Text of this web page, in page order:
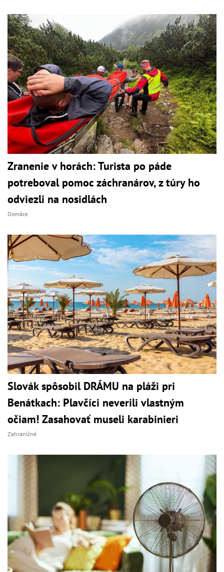
Zranenie v horách: Turista po páde
potreboval pomoc záchranárov, z túry ho
odviezli na nosidlách
Domáce
Slovák spôsobil DRÁMU na pláži pri
Benátkach: Plavčíci neverili vlastným
očiam! Zasahovať museli karabinieri
Zahraničné